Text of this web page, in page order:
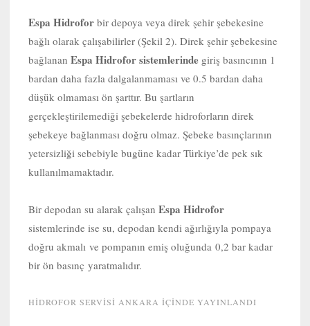
Espa Hidrofor bir depoya veya direk şehir şebekesine
bağlı olarak çalışabilirler (Şekil 2). Direk şehir şebekesine
bağlanan Espa Hidrofor sistemlerinde giriş basıncının 1
bardan daha fazla dalgalanmaması ve 0.5 bardan daha
düşük olmaması ön şarttır. Bu şartların
gerçekleştirilemediği şebekelerde hidroforların direk
şebekeye bağlanması doğru olmaz. Şebeke basınçlarının
yetersizliği sebebiyle bugüne kadar Türkiye’de pek sık
kullanılmamaktadır.
Bir depodan su alarak çalışan Espa Hidrofor
sistemlerinde ise su, depodan kendi ağırlığıyla pompaya
doğru akmalı ve pompanın emiş oluğunda 0,2 bar kadar
bir ön basınç yaratmalıdır.
HIDROFOR SERVISI ANKARA IÇINDE YAYINLANDI